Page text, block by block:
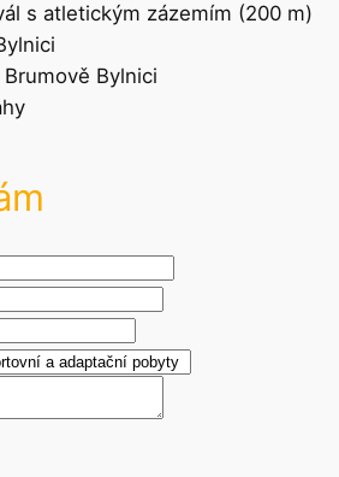
s atletickým zázemím (200 m)
Bylnici